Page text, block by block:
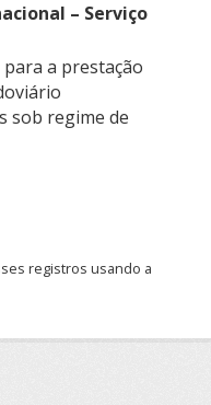
– Serviço
para a prestação
sob regime de
registros usando a